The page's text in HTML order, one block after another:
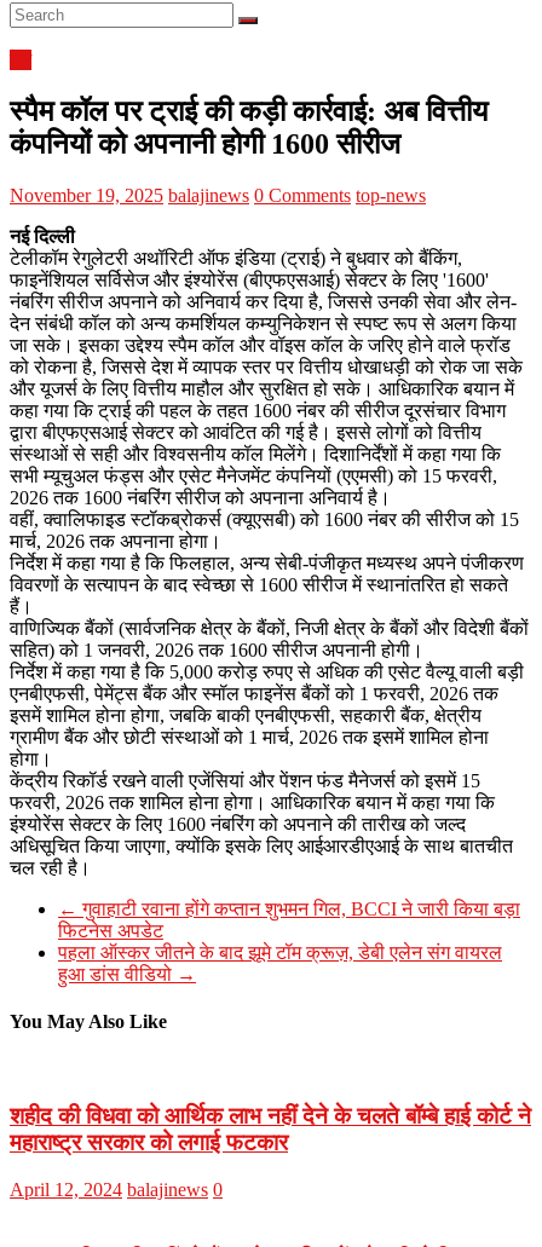
स्पैम कॉल पर ट्राई की कड़ी कार्रवाई: अब वित्तीय
कंपनियों को अपनानी होगी 1600 सीरीज
November 19, 2025 balajinews 0 Comments top-news
नई दिल्ली
टेलीकॉम रेगुलेटरी अथॉरिटी ऑफ इंडिया (ट्राई) ने बुधवार को बैंकिंग,
फाइनेंशियल सर्विसेज और इंश्योरेंस (बीएफएसआई) सेक्टर के लिए '1600'
नंबरिंग सीरीज अपनाने को अनिवार्य कर दिया है, जिससे उनकी सेवा और लेन-
देन संबंधी कॉल को अन्य कमर्शियल कम्युनिकेशन से स्पष्ट रूप से अलग किया
जा सके। इसका उद्देश्य स्पैम कॉल और वॉइस कॉल के जरिए होने वाले फ्रॉड
को रोकना है, जिससे देश में व्यापक स्तर पर वित्तीय धोखाधड़ी को रोक जा सके
और यूजर्स के लिए वित्तीय माहौल और सुरक्षित हो सके। आधिकारिक बयान में
कहा गया कि ट्राई की पहल के तहत 1600 नंबर की सीरीज दूरसंचार विभाग
द्वारा बीएफएसआई सेक्टर को आवंटित की गई है। इससे लोगों को वित्तीय
संस्थाओं से सही और विश्वसनीय कॉल मिलेंगे। दिशानिर्देंशों में कहा गया कि
सभी म्यूचुअल फंड्स और एसेट मैनेजमेंट कंपनियों (एएमसी) को 15 फरवरी,
2026 तक 1600 नंबरिंग सीरीज को अपनाना अनिवार्य है।
वहीं, क्वालिफाइड स्टॉकब्रोकर्स (क्यूएसबी) को 1600 नंबर की सीरीज को 15
मार्च, 2026 तक अपनाना होगा।
निर्देश में कहा गया है कि फिलहाल, अन्य सेबी-पंजीकृत मध्यस्थ अपने पंजीकरण
विवरणों के सत्यापन के बाद स्वेच्छा से 1600 सीरीज में स्थानांतरित हो सकते
हैं।
वाणिज्यिक बैंकों (सार्वजनिक क्षेत्र के बैंकों, निजी क्षेत्र के बैंकों और विदेशी बैंकों
सहित) को 1 जनवरी, 2026 तक 1600 सीरीज अपनानी होगी।
निर्देश में कहा गया है कि 5,000 करोड़ रुपए से अधिक की एसेट वैल्यू वाली बड़ी
एनबीएफसी, पेमेंट्स बैंक और स्मॉल फाइनेंस बैंकों को 1 फरवरी, 2026 तक
इसमें शामिल होना होगा, जबकि बाकी एनबीएफसी, सहकारी बैंक, क्षेत्रीय
ग्रामीण बैंक और छोटी संस्थाओं को 1 मार्च, 2026 तक इसमें शामिल होना
होगा।
केंद्रीय रिकॉर्ड रखने वाली एजेंसियां ​​और पेंशन फंड मैनेजर्स को इसमें 15
फरवरी, 2026 तक शामिल होना होगा। आधिकारिक बयान में कहा गया कि
इंश्योरेंस सेक्टर के लिए 1600 नंबरिंग को अपनाने की तारीख को जल्द
अधिसूचित किया जाएगा, क्योंकि इसके लिए आईआरडीएआई के साथ बातचीत
चल रही है।
← गुवाहाटी रवाना होंगे कप्तान शुभमन गिल, BCCI ने जारी किया बड़ा
फिटनेस अपडेट
पहला ऑस्कर जीतने के बाद झूमे टॉम क्रूज़, डेबी एलेन संग वायरल
हुआ डांस वीडियो →
You May Also Like
शहीद की विधवा को आर्थिक लाभ नहीं देने के चलते बॉम्बे हाई कोर्ट ने
महाराष्ट्र सरकार को लगाई फटकार
April 12, 2024 balajinews 0